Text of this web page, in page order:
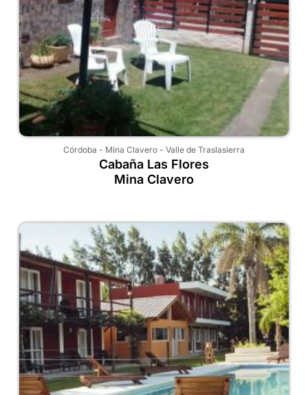
Córdoba - Mina Clavero - Valle de Traslasierra
Cabaña Las Flores
Mina Clavero